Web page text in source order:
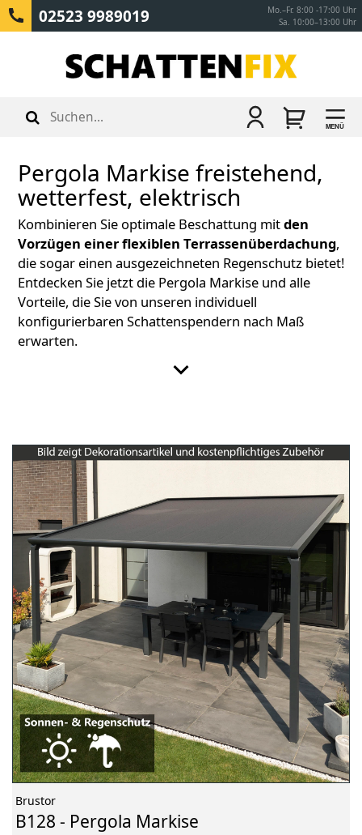
02523 9989019
Mo.–Fr. 8:00 -17:00 Uhr
Sa. 10:00–13:00 Uhr
MENÜ
Pergola Markise freistehend,
wetterfest, elektrisch
Kombinieren Sie optimale Beschattung mitden
Vorzügen einer flexiblen Terrassenüberdachung,
die sogar einen ausgezeichneten Regenschutz bietet!
Entdecken Sie jetzt die Pergola Markise und alle
Vorteile, die Sie von unseren individuell
konfigurierbaren Schattenspendern nach Maß
erwarten.
Brustor
B128 - Pergola Markise